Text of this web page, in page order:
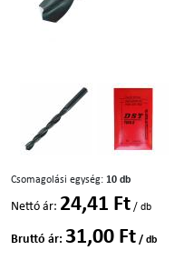
Csomagolási egység: 10 db
Nettó ár: 24,41 Ft / db
Bruttó ár: 31,00 Ft / db